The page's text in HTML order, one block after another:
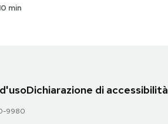
min
Dichiarazione di accessibilità
9980